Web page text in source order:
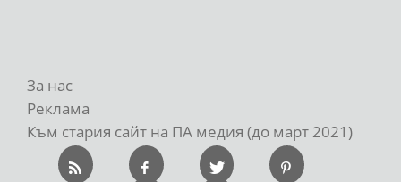
За нас
Реклама
Към стария сайт на ПА медия (до март 2021)